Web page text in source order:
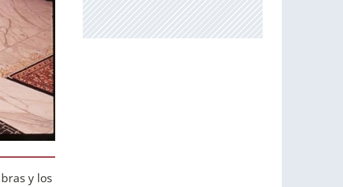
y los